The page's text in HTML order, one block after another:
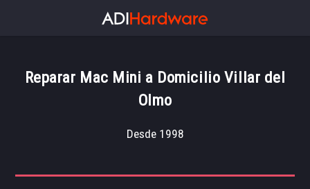
Reparar Mac Mini a Domicilio Villar del
Olmo
Desde 1998